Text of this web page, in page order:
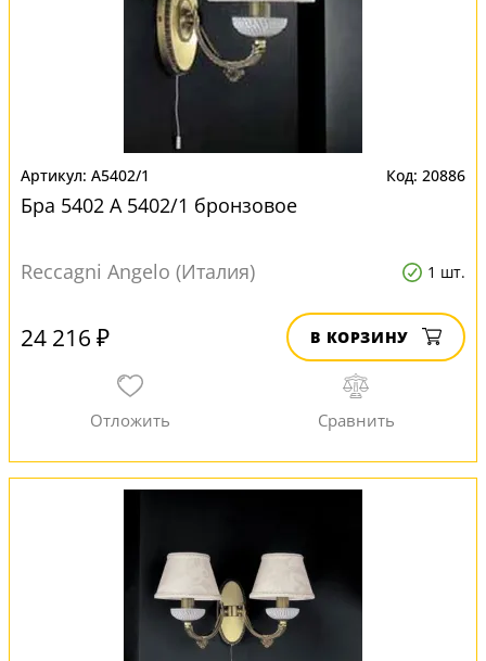
A5402/1 20886
Бра 5402 A 5402/1 бронзовое
Reccagni Angelo (Италия) 1 шт.
24 216 ₽ В КОРЗИНУ